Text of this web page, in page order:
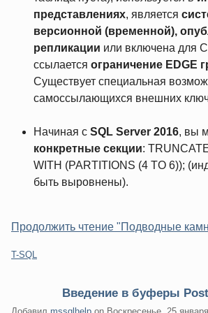
представлениях, является
версионной (временной),
репликации или включена для
ссылается ограничение EDGE
Существует специальная
самоссылающихся внешних
Начиная с SQL Server 2016, вы
конкретные секции:
WITH (PARTITIONS (4 TO 6));
быть выровнены).
Продолжить чтение "Подводные
Категории:
T-SQL
Введение в буферы